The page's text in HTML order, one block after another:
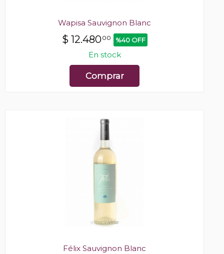
Wapisa Sauvignon Blanc
$ 12.48000 %40 OFF
En stock
Comprar
Félix Sauvignon Blanc